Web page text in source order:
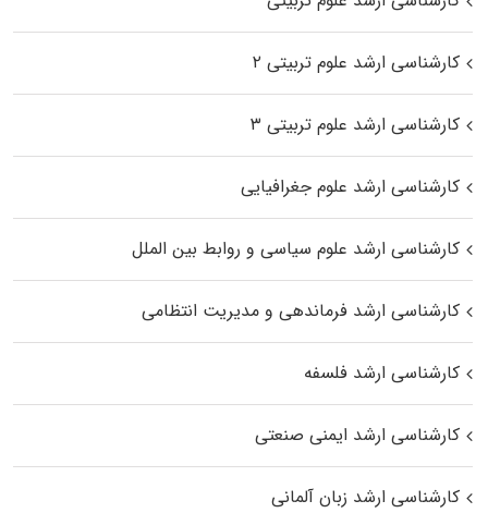
کارشناسی ارشد علوم تربیتی ۲
کارشناسی ارشد علوم تربیتی ۳
کارشناسی ارشد علوم جغرافیایی
کارشناسی ارشد علوم سیاسی و روابط بین الملل
کارشناسی ارشد فرماندهی و مدیریت انتظامی
کارشناسی ارشد فلسفه
کارشناسی ارشد ایمنی صنعتی
کارشناسی ارشد زبان آلمانی